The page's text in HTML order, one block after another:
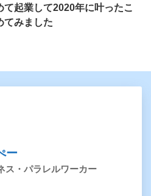
て起業して2020年に叶ったこ
てみました
ー
ス・パラレルワーカー